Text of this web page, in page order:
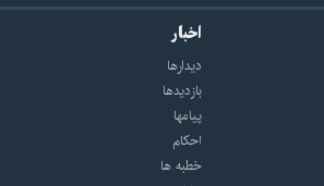
اخبار
دیدارها
بازديدها
پيامها
احكام
خطبه ها